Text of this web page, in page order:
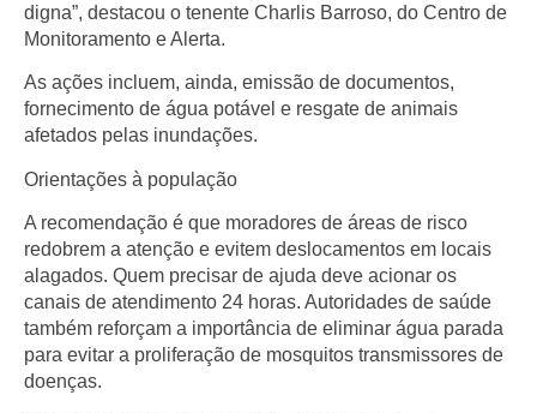
digna”, destacou o tenente Charlis Barroso, do Centro de
Monitoramento e Alerta.
As ações incluem, ainda, emissão de documentos,
fornecimento de água potável e resgate de animais
afetados pelas inundações.
Orientações à população
A recomendação é que moradores de áreas de risco
redobrem a atenção e evitem deslocamentos em locais
alagados. Quem precisar de ajuda deve acionar os
canais de atendimento 24 horas. Autoridades de saúde
também reforçam a importância de eliminar água parada
para evitar a proliferação de mosquitos transmissores de
doenças.